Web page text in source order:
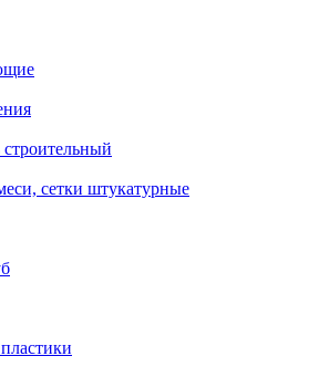
строительный
сетки штукатурные